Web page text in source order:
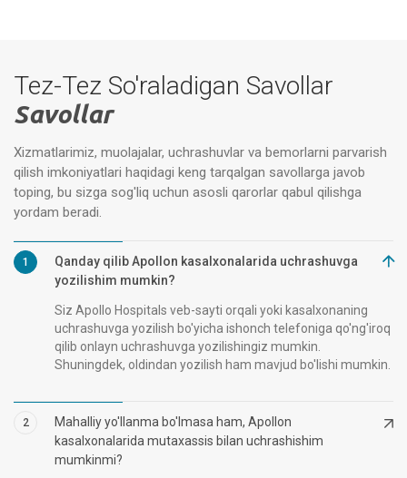
Tez-Tez So'raladigan Savollar
Savollar
Xizmatlarimiz, muolajalar, uchrashuvlar va bemorlarni parvarish
qilish imkoniyatlari haqidagi keng tarqalgan savollarga javob
toping, bu sizga sog'liq uchun asosli qarorlar qabul qilishga
yordam beradi.
1
Qanday qilib Apollon kasalxonalarida uchrashuvga
yozilishim mumkin?
Siz Apollo Hospitals veb-sayti orqali yoki kasalxonaning
uchrashuvga yozilish bo'yicha ishonch telefoniga qo'ng'iroq
qilib onlayn uchrashuvga yozilishingiz mumkin.
Shuningdek, oldindan yozilish ham mavjud bo'lishi mumkin.
2
Mahalliy yo'llanma bo'lmasa ham, Apollon
kasalxonalarida mutaxassis bilan uchrashishim
mumkinmi?